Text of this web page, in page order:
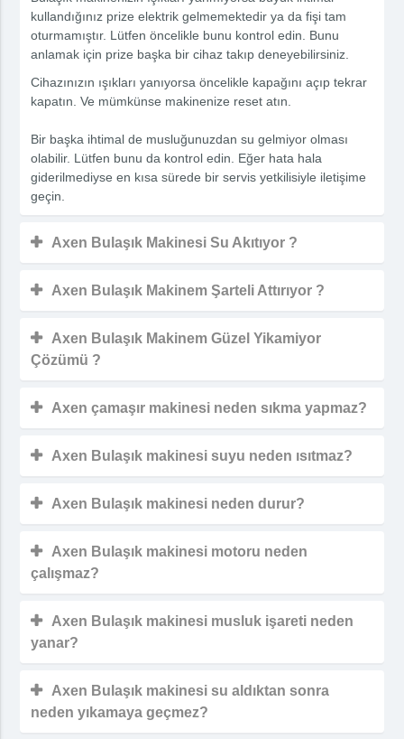
kullandığınız prize elektrik gelmemektedir ya da fişi tam
oturmamıştır. Lütfen öncelikle bunu kontrol edin. Bunu
anlamak için prize başka bir cihaz takıp deneyebilirsiniz.
Cihazınızın ışıkları yanıyorsa öncelikle kapağını açıp tekrar
kapatın. Ve mümkünse makinenize reset atın.
Bir başka ihtimal de musluğunuzdan su gelmiyor olması
olabilir. Lütfen bunu da kontrol edin. Eğer hata hala
giderilmediyse en kısa sürede bir servis yetkilisiyle iletişime
geçin.
Axen Bulaşık Makinesi Su Akıtıyor ?
Axen Bulaşık Makinem Şarteli Attırıyor ?
Axen Bulaşık Makinem Güzel Yikamiyor
Çözümü ?
Axen çamaşır makinesi neden sıkma yapmaz?
Axen Bulaşık makinesi suyu neden ısıtmaz?
Axen Bulaşık makinesi neden durur?
Axen Bulaşık makinesi motoru neden
çalışmaz?
Axen Bulaşık makinesi musluk işareti neden
yanar?
Axen Bulaşık makinesi su aldıktan sonra
neden yıkamaya geçmez?